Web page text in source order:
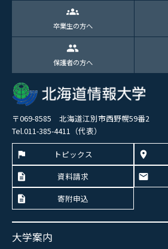
groups
卒業生の方へ
group
保護者の方へ
〒069-8585 北海道江別市西野幌59番2
Tel.011-385-4411（代表）
トピックス
資料請求
寄附申込
大学案内